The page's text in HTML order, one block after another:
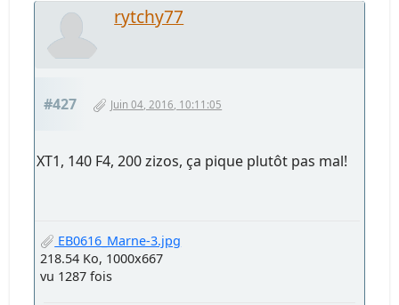
rytchy77
#427 Juin 04, 2016, 10:11:05
XT1, 140 F4, 200 zizos, ça pique plutôt pas mal!
EB0616_Marne-3.jpg
218.54 Ko, 1000x667
vu 1287 fois